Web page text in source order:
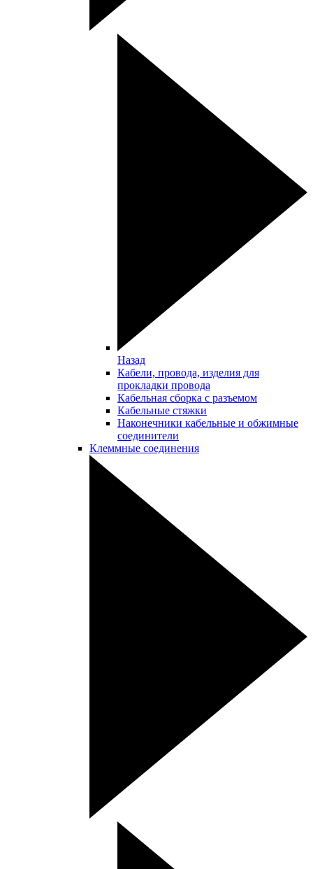
Назад
Кабели, провода, изделия для
прокладки провода
Кабельная сборка с разъемом
Кабельные стяжки
Наконечники кабельные и обжимные
соединители
Клеммные соединения